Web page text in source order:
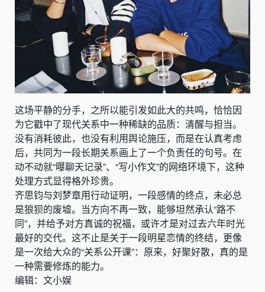
这场平静的分手，之所以能引发如此大的共鸣，恰恰因
为它戳中了现代关系中一种稀缺的品质：清醒与担当。
没有消耗彼此，也没有利用舆论施压，而是在认真考虑
后，共同为一段长期关系画上了一个负责任的句号。在
动不动就“曝聊天记录”、“写小作文”的网络环境下，这种
处理方式显得格外珍贵。
齐思钧与刘梦章用行动证明，一段感情的终点，未必总
是狼狈的废墟。当方向不再一致，能够坦然承认“路不
同”，并给予对方真诚的祝福，或许才是对过去六年时光
最好的交代。这不止是关于一段明星恋情的终结，更像
是一次给大众的“关系公开课”：原来，好聚好散，真的是
一种需要修炼的能力。
编辑：文小娱